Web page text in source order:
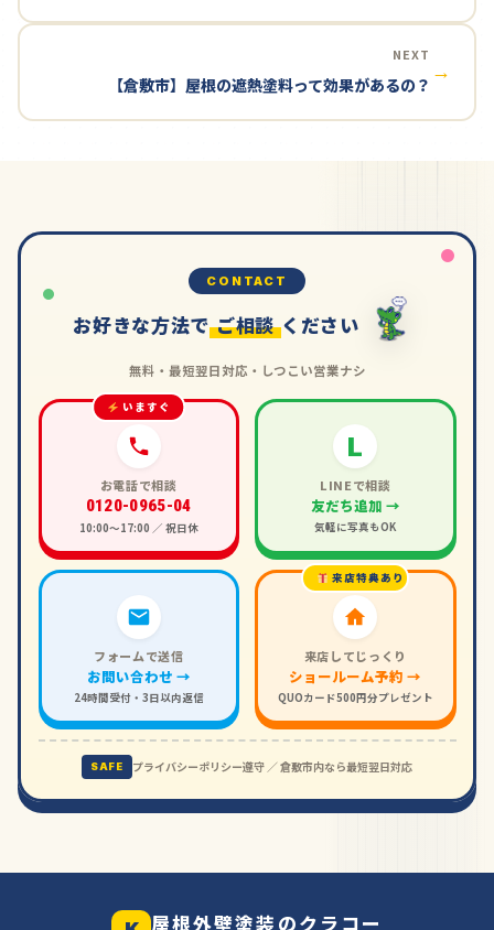
NEXT
【倉敷市】屋根の遮熱塗料って効果があるの？
→
CONTACT
お好きな方法で ご相談 ください
無料・最短翌日対応・しつこい営業ナシ
いますぐ
お電話で相談
0120-0965-04
10:00〜17:00 ／ 祝日休
L
LINEで相談
友だち追加 →
気軽に写真もOK
フォームで送信
お問い合わせ →
24時間受付・3日以内返信
来店特典あり
来店してじっくり
ショールーム予約 →
QUOカード500円分プレゼント
SAFE プライバシーポリシー遵守 ／ 倉敷市内なら最短翌日対応
屋根外壁塗装のクラコー